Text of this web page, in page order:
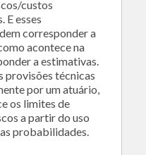
custos
E esses
corresponder a
acontece na
a estimativas.
provisões técnicas
por um atuário,
os limites de
a partir do uso
probabilidades.